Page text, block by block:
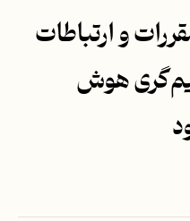
و ارتباطات
هوش